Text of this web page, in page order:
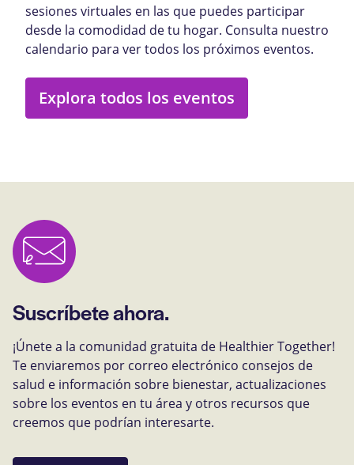
sesiones virtuales en las que puedes participar
desde la comodidad de tu hogar. Consulta nuestro
calendario para ver todos los próximos eventos.
Explora todos los eventos
Suscríbete ahora.
¡Únete a la comunidad gratuita de Healthier Together!
Te enviaremos por correo electrónico consejos de
salud e información sobre bienestar, actualizaciones
sobre los eventos en tu área y otros recursos que
creemos que podrían interesarte.